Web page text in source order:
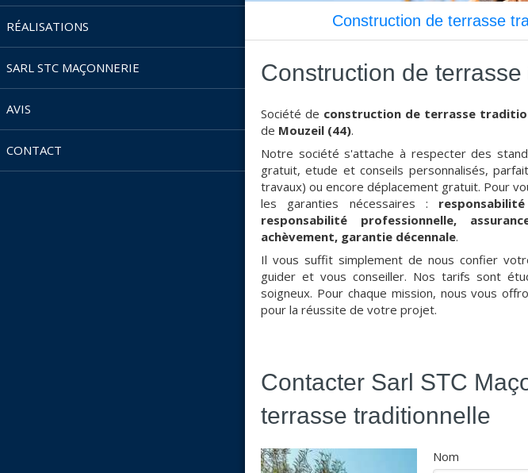
RÉALISATIONS
SARL STC MAÇONNERIE
AVIS
CONTACT
Construction de terrasse
Construction de
Société de construction de terrasse
de Mouzeil (44).
Notre société s'attache à respecter des
gratuit, etude et conseils personnalisés,
travaux) ou encore déplacement gratuit. Pour
les garanties nécessaires :
responsabilité professionnelle,
achèvement, garantie décennale.
Il vous suffit simplement de nous confier
guider et vous conseiller. Nos tarifs sont
soigneux. Pour chaque mission, nous vous
pour la réussite de votre projet.
Contacter Sarl STC
terrasse traditionnelle
Nom